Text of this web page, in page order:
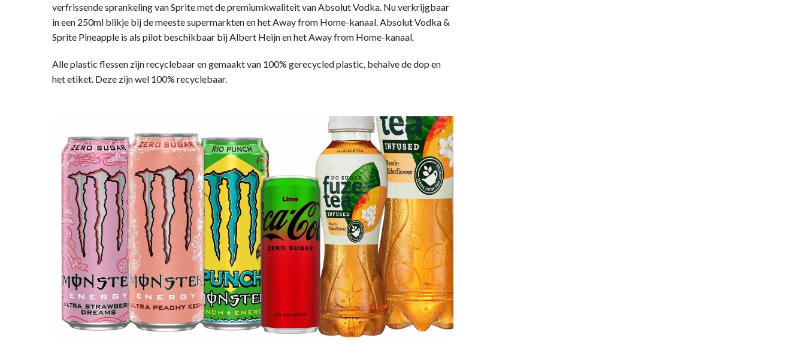
verfrissende sprankeling van Sprite met de premiumkwaliteit van Absolut Vodka. Nu verkrijgbaar
in een 250ml blikje bij de meeste supermarkten en het Away from Home-kanaal. Absolut Vodka &
Sprite Pineapple is als pilot beschikbaar bij Albert Heijn en het Away from Home-kanaal.
Alle plastic flessen zijn recyclebaar en gemaakt van 100% gerecycled plastic, behalve de dop en
het etiket. Deze zijn wel 100% recyclebaar.